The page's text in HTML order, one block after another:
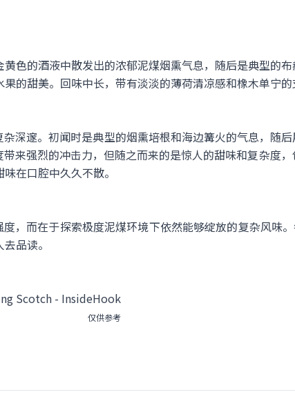
色的酒液中散发出的浓郁泥煤烟熏气息，随后是典型的布
的甜美。回味中长，带有淡淡的薄荷清凉感和橡木单宁的
深邃。初闻时是典型的烟熏培根和海边篝火的气息，随
来强烈的冲击力，但随之而来的是惊人的甜味和复杂度
在口腔中久久不散。
，而在于探索极度泥煤环境下依然能够绽放的复杂风味
品读。
仅供参考